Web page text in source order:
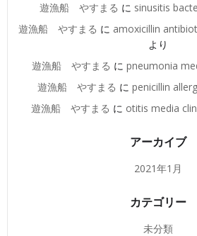
遊漁船 やすまる に sinusitis
遊漁船 やすまる に amoxicillin
より
遊漁船 やすまる に pneumonia
遊漁船 やすまる に penicillin
遊漁船 やすまる に otitis media
アーカイブ
2021年1月
カテゴリー
未分類